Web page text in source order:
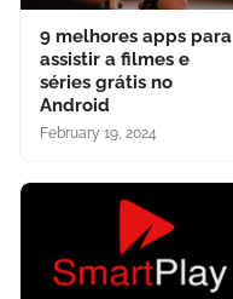
9 melhores apps para
assistir a filmes e
séries grátis no
Android
February 19, 2024